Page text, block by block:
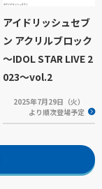
アイドリッシュセブ
ン アクリルブロック
～IDOL STAR LIVE 2
023～vol.2
2025年7月29日（火）
より順次登場予定